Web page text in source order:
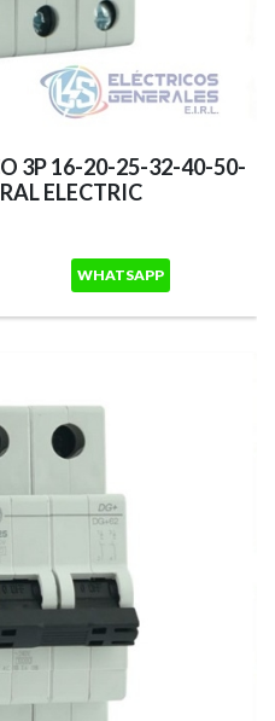
3P 16-20-25-32-40-50-
ELECTRIC
WHATSAPP